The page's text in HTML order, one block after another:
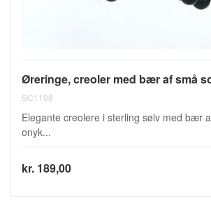
Øreringe, creoler med bær af små
SC1108
Elegante creolere i sterling sølv med bær
onyk...
kr. 189,00